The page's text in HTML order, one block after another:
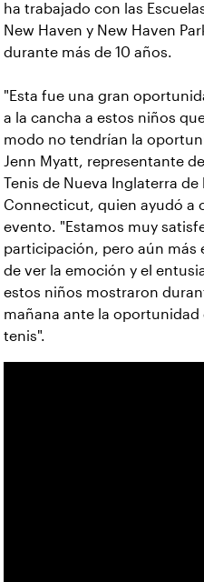
ha trabajado con las
New Haven y New Haven
durante más de 10 años.
"Esta fue una gran
a la cancha a estos niños
modo no tendrían la
Jenn Myatt, representante
Tenis de Nueva Inglaterra de
Connecticut, quien ayudó a
evento. "Estamos muy
participación, pero aún más
de ver la emoción y el
estos niños mostraron
mañana ante la oportunidad
tenis".